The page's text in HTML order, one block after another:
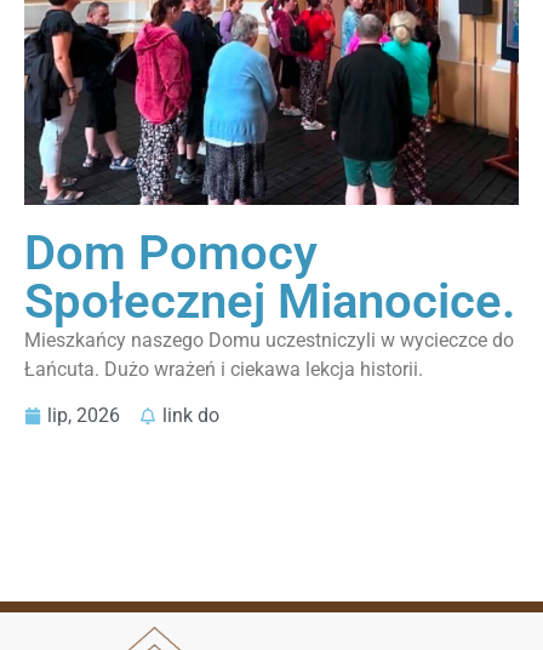
Dom Pomocy
Społecznej Mianocice.
Mieszkańcy naszego Domu uczestniczyli w wycieczce do
Łańcuta. Dużo wrażeń i ciekawa lekcja historii.
lip, 2026 link do